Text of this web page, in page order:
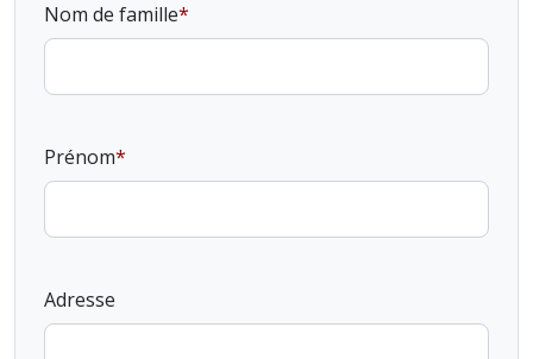
Nom de famille
Prénom
Adresse